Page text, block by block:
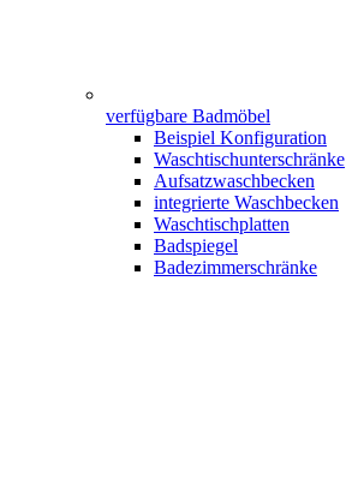
verfügbare Badmöbel
Beispiel Konfiguration
Waschtischunterschränke
Aufsatzwaschbecken
integrierte Waschbecken
Waschtischplatten
Badspiegel
Badezimmerschränke